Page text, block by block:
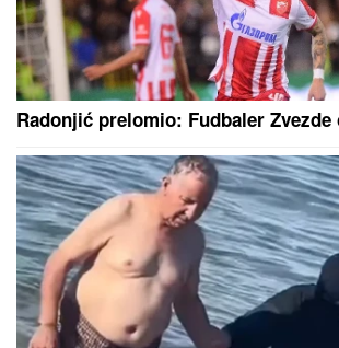
Radonjić prelomio: Fudbaler